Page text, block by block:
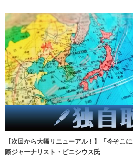
【次回から大幅リニューアル！】「今そこ
際ジャーナリスト・ビニシウス氏